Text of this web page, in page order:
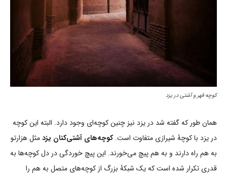
کوچه قهر و آشتی در یزد
همان طور که گفته شد در یزد نیز چنین کوچه‌ای وجود دارد. البته این کوچه
در یزد با کوچۀ شیرازی متفاوت است.کوچه‌های آشتی‌کنان یزدمثل هزارتو
به هم راه دارند و به هم پیچ می‌خورند. این پیچ خوردگی در دل کوچه‌ها به
قدری تکرار شده است که یک شبکۀ بزرگ از کوچه‌های متصل به هم را